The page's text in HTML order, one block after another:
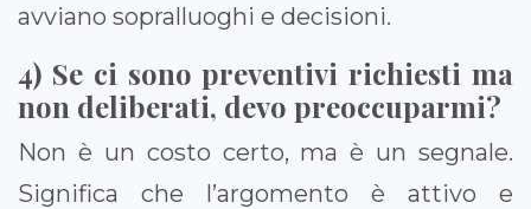
avviano sopralluoghi e decisioni.
4) Se ci sono preventivi richiesti ma
non deliberati, devo preoccuparmi?
Non è un costo certo, ma è un segnale.
Significa che l’argomento è attivo e